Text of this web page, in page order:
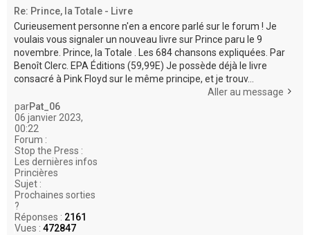
Re: Prince, la Totale - Livre
Curieusement personne n'en a encore parlé sur le forum ! Je
voulais vous signaler un nouveau livre sur Prince paru le 9
novembre. Prince, la Totale . Les 684 chansons expliquées. Par
Benoît Clerc. EPA Éditions (59,99E) Je possède déjà le livre
consacré à Pink Floyd sur le même principe, et je trouv...
Aller au message
parPat_06
06 janvier 2023,
00:22
Forum :
Stop the Press :
Les dernières infos
Princières
Sujet :
Prochaines sorties
?
Réponses : 2161
Vues : 472847